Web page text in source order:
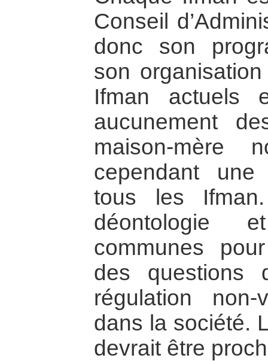
Conseil
donc son
son
Ifman
aucunement
maison-mère
cependant
tous les
déontologie
communes
des
régulation
dans la société.
devrait être